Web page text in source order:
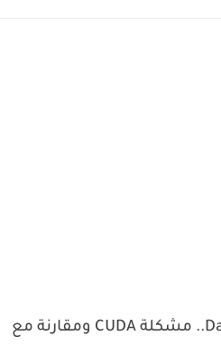
قبل ما تنزل DaVinci Resolve.. مشكلة CUDA ومقارنة مع